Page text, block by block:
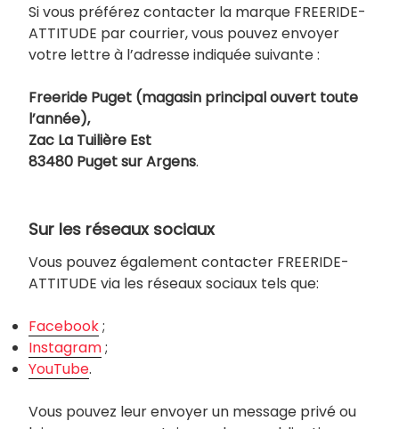
Si vous préférez contacter la marque FREERIDE-
ATTITUDE par courrier, vous pouvez envoyer
votre lettre à l’adresse indiquée suivante :
Freeride Puget (magasin principal ouvert toute
l’année),
Zac La Tuilière Est
83480 Puget sur Argens.
Sur les réseaux sociaux
Vous pouvez également contacter FREERIDE-
ATTITUDE via les réseaux sociaux tels que:
Facebook;
Instagram;
YouTube.
Vous pouvez leur envoyer un message privé ou